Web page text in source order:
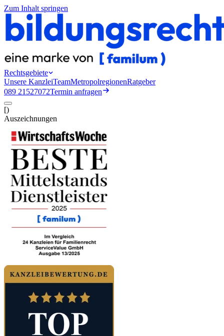
Zum Inhalt springen
Rechtsgebiete
Unsere KanzleiTeamMetropolregionenRatgeber
089 21527072Termin anfragen
[)
Auszeichnungen